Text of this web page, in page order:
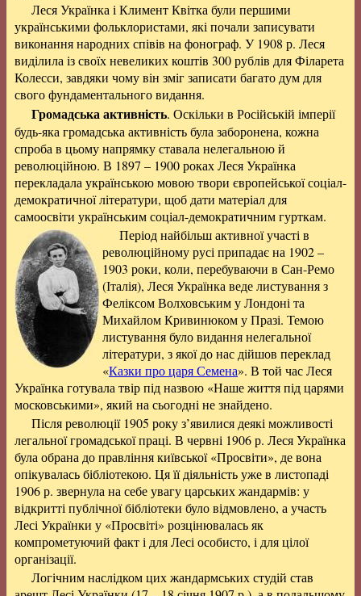
Леся Українка і Климент Квітка були першими
українськими фольклористами, які почали записувати
виконання народних співів на фонограф. У 1908 р. Леся
виділила із своїх невеликих коштів 300 рублів для Філарета
Колесси, завдяки чому він зміг записати багато дум для
свого фундаментального видання.
Громадська активність. Оскільки в Російській імперії
будь-яка громадська активність була заборонена, кожна
спроба в цьому напрямку ставала нелегальною й
революційною. В 1897 – 1900 роках Леся Українка
перекладала українською мовою твори європейської соціал-
демократичної літератури, щоб дати матеріал для
самоосвіти українським соціал-демократичним гурткам.
Період найбільш активної участі в
революційному русі припадає на 1902 –
1903 роки, коли, перебуваючи в Сан-Ремо
(Італія), Леся Українка веде листування з
Феліксом Волховським у Лондоні та
Михайлом Кривинюком у Празі. Темою
листування було видання нелегальної
літератури, з якої до нас дійшов переклад
«Казки про царя Семена». В той час Леся
Українка готувала твір під назвою «Наше життя під царями
московськими», який на сьогодні не знайдено.
Після революції 1905 року з’явилися деякі можливості
легальної громадської праці. В червні 1906 р. Леся Українка
була обрана до правління київської «Просвіти», де вона
опікувалась бібліотекою. Ця її діяльність уже в листопаді
1906 р. звернула на себе увагу царських жандармів: у
відкритті публічної бібліотеки було відмовлено, а участь
Лесі Українки у «Просвіті» розцінювалась як
компрометуючий факт і для Лесі особисто, і для цілої
організації.
Логічним наслідком цих жандармських студій став